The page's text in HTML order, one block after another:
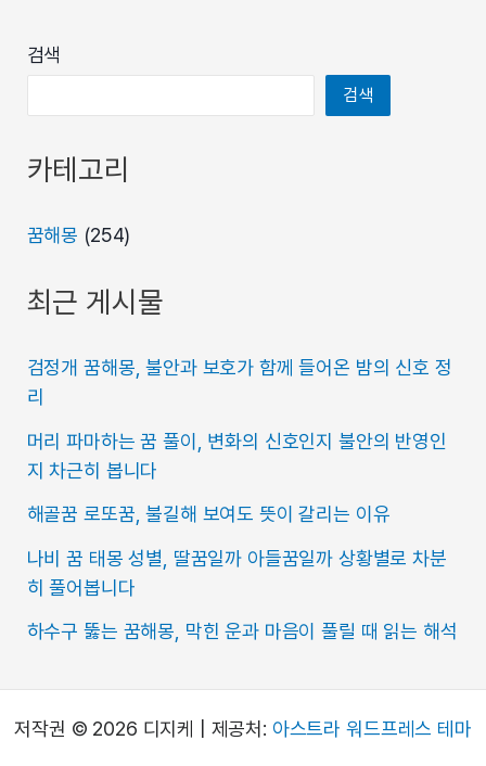
검색
검색
카테고리
꿈해몽 (254)
최근 게시물
검정개 꿈해몽, 불안과 보호가 함께 들어온 밤의 신호 정
리
머리 파마하는 꿈 풀이, 변화의 신호인지 불안의 반영인
지 차근히 봅니다
해골꿈 로또꿈, 불길해 보여도 뜻이 갈리는 이유
나비 꿈 태몽 성별, 딸꿈일까 아들꿈일까 상황별로 차분
히 풀어봅니다
하수구 뚫는 꿈해몽, 막힌 운과 마음이 풀릴 때 읽는 해석
저작권 © 2026 디지케 | 제공처: 아스트라 워드프레스 테마